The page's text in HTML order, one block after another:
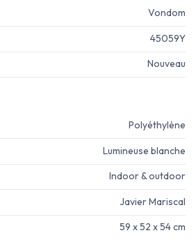
Vondom
45059Y
Nouveau
Polyéthylène
Lumineuse blanche
Indoor & outdoor
Javier Mariscal
59 x 52 x 54 cm